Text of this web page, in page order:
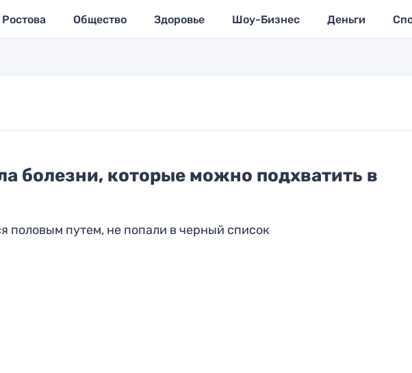
Общество Здоровье Шоу-Бизнес Деньги
болезни, которые можно подхватить в
путем, не попали в черный список